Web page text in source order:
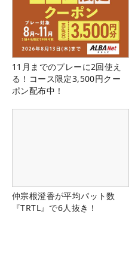
11月までのプレーに2回使え
る！コース限定3,500円クー
ポン配布中！
仲宗根澄香が平均パット数
『TRTL』で6人抜き！